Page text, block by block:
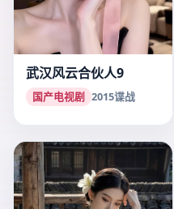
武汉风云合伙人9
国产电视剧 2015谍战